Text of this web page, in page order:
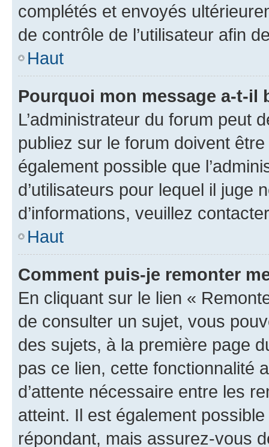
complétés et envoyés
de contrôle de l’utilisateur afin
Haut
Pourquoi mon message a-t-il
L’administrateur du forum peut
publiez sur le forum doivent
également possible que
d’utilisateurs pour lequel il juge
d’informations, veuillez
Haut
Comment puis-je remonter
En cliquant sur le lien «
de consulter un sujet, vous
des sujets, à la première page
pas ce lien, cette fonctionnalité
d’attente nécessaire entre les
atteint. Il est également
répondant, mais assurez-vous